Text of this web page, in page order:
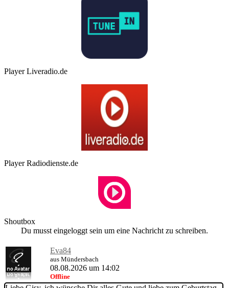
Player Liveradio.de
Player Radiodienste.de
Shoutbox
Du musst eingeloggt sein um eine Nachricht zu schreiben.
Eva84
aus Mündersbach
08.08.2026 um 14:02
Offline